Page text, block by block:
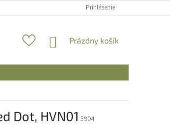
Prihlásenie
NÁKUPNÝ
Prázdny košík
Dot, HVN01 5904